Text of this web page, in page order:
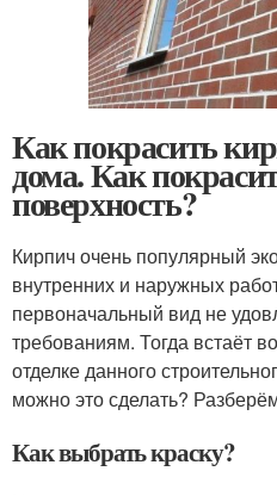
Как покрасить
дома. Как
поверхность?
Кирпич очень популярный
внутренних и наружных
первоначальный вид не
требованиям. Тогда встаёт
отделке данного
можно это сделать?
Как выбрать краску?